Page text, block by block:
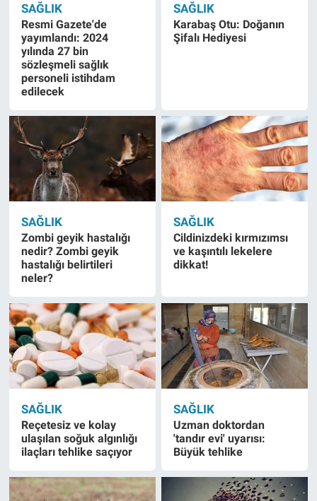
SAĞLIK
Resmi Gazete'de
yayımlandı: 2024
yılında 27 bin
sözleşmeli sağlık
personeli istihdam
edilecek
SAĞLIK
Karabaş Otu: Doğanın
Şifalı Hediyesi
SAĞLIK
Zombi geyik hastalığı
nedir? Zombi geyik
hastalığı belirtileri
neler?
SAĞLIK
Cildinizdeki kırmızımsı
ve kaşıntılı lekelere
dikkat!
SAĞLIK
Reçetesiz ve kolay
ulaşılan soğuk algınlığı
ilaçları tehlike saçıyor
SAĞLIK
Uzman doktordan
'tandır evi' uyarısı:
Büyük tehlike